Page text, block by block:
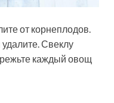
от корнеплодов.
Свеклу
каждый овощ